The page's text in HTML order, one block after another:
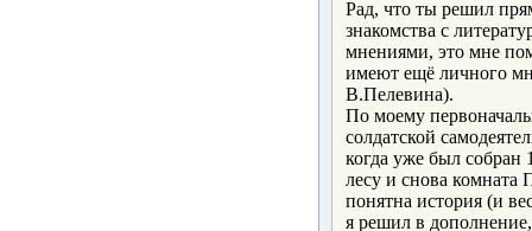
Рад, что ты решил
знакомства с
мнениями, это мне
имеют ещё личного
В.Пелевина).
По моему
солдатской
когда уже был собран
лесу и снова комната
понятна история (и
я решил в дополнение,